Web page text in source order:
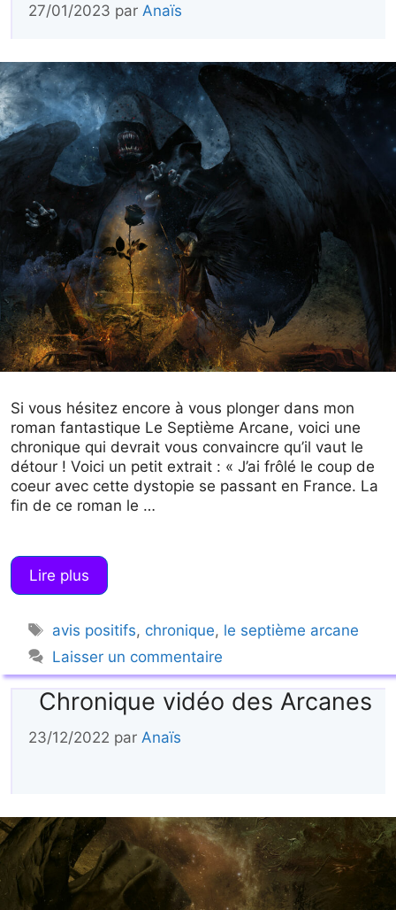
27/01/2023 par Anaïs
Si vous hésitez encore à vous plonger dans mon
roman fantastique Le Septième Arcane, voici une
chronique qui devrait vous convaincre qu’il vaut le
détour ! Voici un petit extrait : « J’ai frôlé le coup de
coeur avec cette dystopie se passant en France. La
fin de ce roman le …
Lire plus
Étiquettes
avis positifs, chronique, le septième arcane
Laisser un commentaire
Chronique vidéo des Arcanes
23/12/2022 par Anaïs